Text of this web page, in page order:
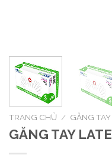
TRANG CHỦ / GĂNG TAY
GĂNG TAY